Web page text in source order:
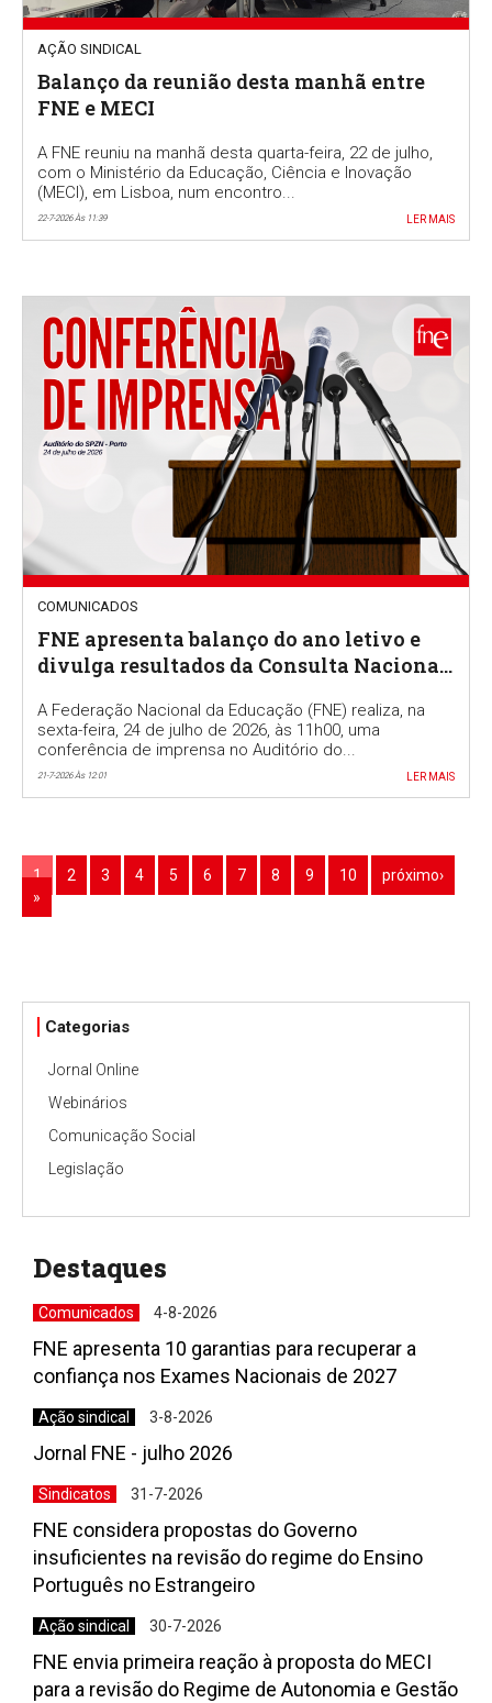
AÇÃO SINDICAL
Balanço da reunião desta manhã entre
FNE e MECI
A FNE reuniu na manhã desta quarta-feira, 22 de julho,
com o Ministério da Educação, Ciência e Inovação
(MECI), em Lisboa, num encontro...
22-7-2026 Às 11:39 LER MAIS
COMUNICADOS
FNE apresenta balanço do ano letivo e
divulga resultados da Consulta Nacional
A Federação Nacional da Educação (FNE) realiza, na
sexta-feira, 24 de julho de 2026, às 11h00, uma
conferência de imprensa no Auditório do...
21-7-2026 Às 12:01 LER MAIS
1 2 3 4 5 6 7 8 9 10
próximo›
»
Categorias
Jornal Online
Webinários
Comunicação Social
Legislação
Destaques
Comunicados 4-8-2026
FNE apresenta 10 garantias para recuperar a
confiança nos Exames Nacionais de 2027
Ação sindical 3-8-2026
Jornal FNE - julho 2026
Sindicatos 31-7-2026
FNE considera propostas do Governo
insuficientes na revisão do regime do Ensino
Português no Estrangeiro
Ação sindical 30-7-2026
FNE envia primeira reação à proposta do MECI
para a revisão do Regime de Autonomia e Gestão